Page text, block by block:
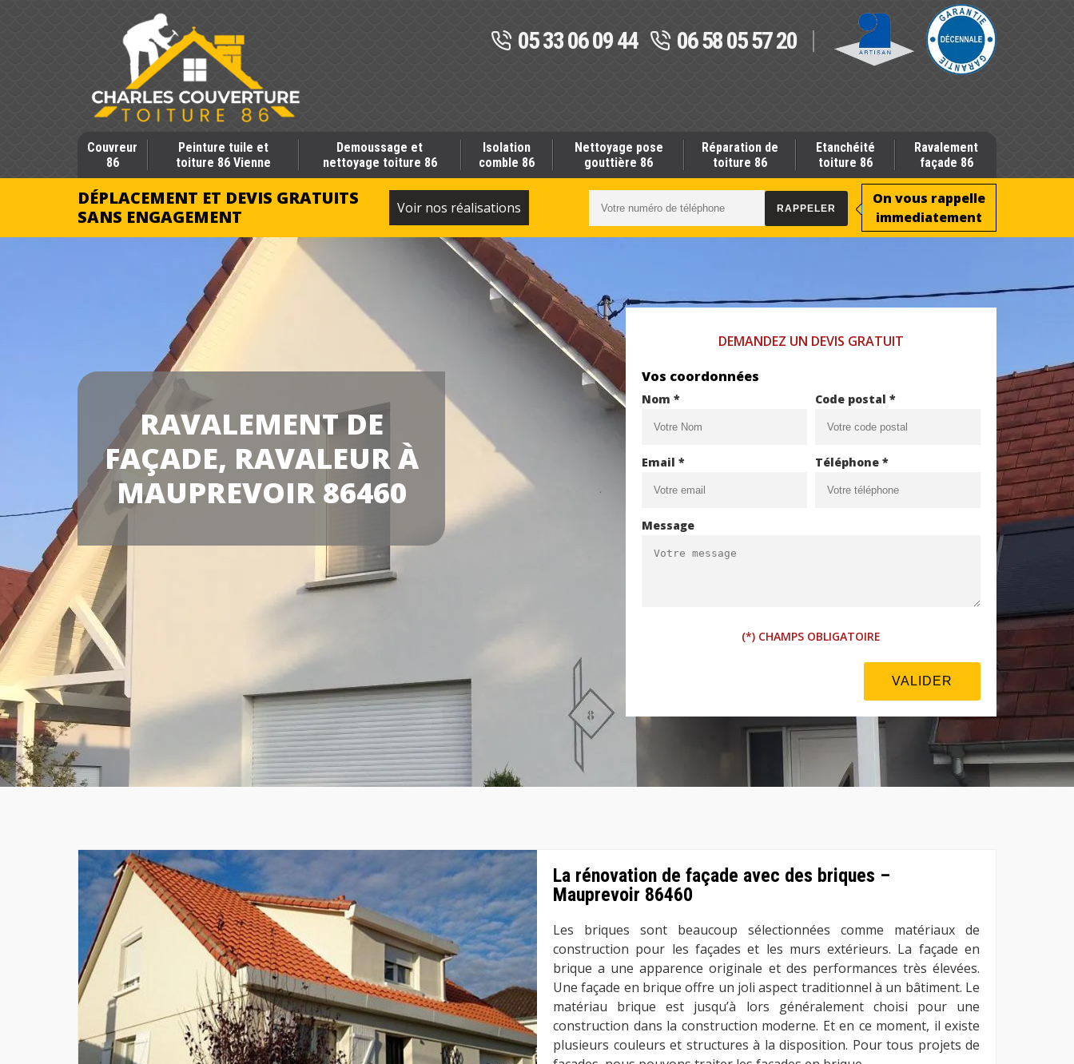
05 33 06 09 44 06 58 05 57 20
Couvreur
86
Peinture tuile et
toiture 86 Vienne
Demoussage et
nettoyage toiture 86
Isolation
comble 86
Nettoyage pose
gouttière 86
Réparation de
toiture 86
Etanchéité
toiture 86
Ravalement
façade 86
DÉPLACEMENT ET DEVIS GRATUITS
SANS ENGAGEMENT
Voir nos réalisations
On vous rappelle
immediatement
RAVALEMENT DE
FAÇADE, RAVALEUR À
MAUPREVOIR 86460
DEMANDEZ UN DEVIS GRATUIT
Vos coordonnées
Nom * Code postal *
Email * Téléphone *
Message
(*) CHAMPS OBLIGATOIRE
La rénovation de façade avec des briques –
Mauprevoir 86460
Les briques sont beaucoup sélectionnées comme matériaux de
construction pour les façades et les murs extérieurs. La façade en
brique a une apparence originale et des performances très élevées.
Une façade en brique offre un joli aspect traditionnel à un bâtiment. Le
matériau brique est jusqu’à lors généralement choisi pour une
construction dans la construction moderne. Et en ce moment, il existe
plusieurs couleurs et structures à la disposition. Pour tous projets de